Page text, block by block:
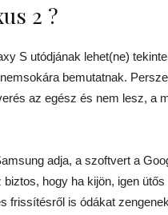
2 ?
S utódjának lehet(ne)
bemutatnak.
az egész és nem lesz, a
adja, a szoftvert a
biztos, hogy ha kijön, igen
frissítésről is ódákat